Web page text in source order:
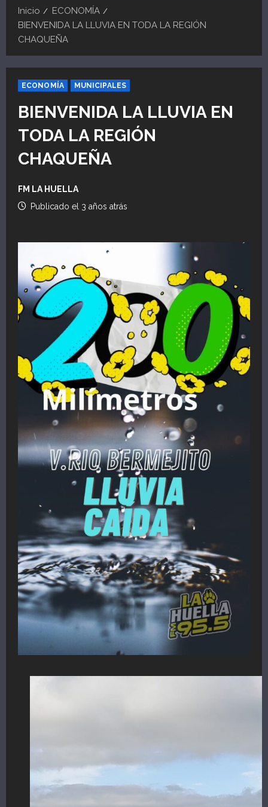
Inicio
ECONOMÍA
BIENVENIDA LA LLUVIA EN TODA LA REGIÓN
CHAQUEÑA
ECONOMÍA MUNICIPALES
BIENVENIDA LA LLUVIA EN
TODA LA REGIÓN
CHAQUEÑA
FM LA HUELLA
Publicado el 3 años atrás